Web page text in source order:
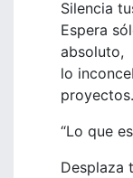
Silencia
Espera
absoluto,
lo
proyectos.
“Lo que
Desplaza